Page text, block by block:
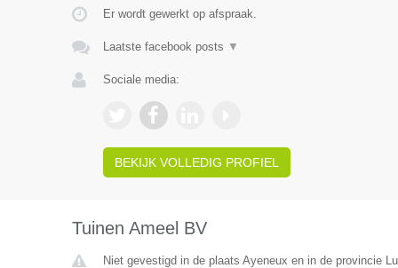
Er wordt gewerkt op afspraak.
Laatste facebook posts ▼
Sociale media:
BEKIJK VOLLEDIG PROFIEL
Tuinen Ameel BV
Niet gevestigd in de plaats Ayeneux en in de provincie